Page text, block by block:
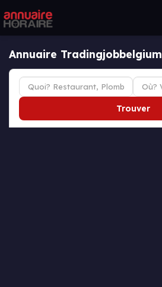
Annuaire Tradingjobbelgium
Trouver